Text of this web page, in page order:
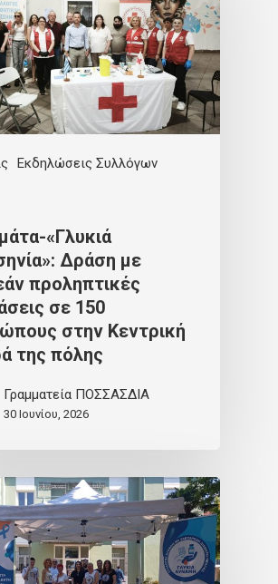
Εκδηλώσεις Συλλόγων
«Γλυκιά
Δράση με
προληπτικές
σε 150
στην Κεντρική
της πόλης
Γραμματεία ΠΟΣΣΑΣΔΙΑ
30 Ιουνίου, 2026